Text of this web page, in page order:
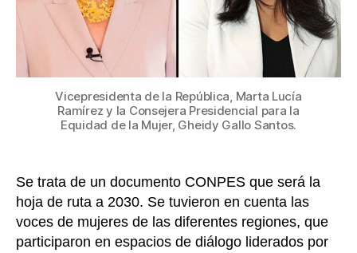
Vicepresidenta de la República, Marta Lucía
Ramírez y la Consejera Presidencial para la
Equidad de la Mujer, Gheidy Gallo Santos.
Se trata de un documento CONPES que será la
hoja de ruta a 2030. Se tuvieron en cuenta las
voces de mujeres de las diferentes regiones, que
participaron en espacios de diálogo liderados por